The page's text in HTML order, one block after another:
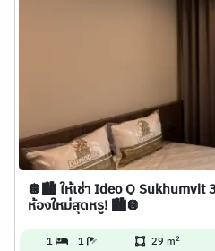
🪩🏙️ ให้เช่า Ideo Q Sukhumvit
ห้องใหม่สุดหรู! 🏙️🪩
1 1 29 m2